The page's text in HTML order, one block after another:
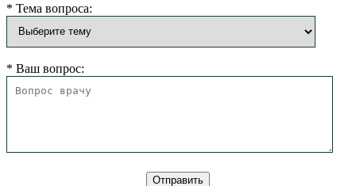
* Тема вопроса:
* Ваш вопрос: